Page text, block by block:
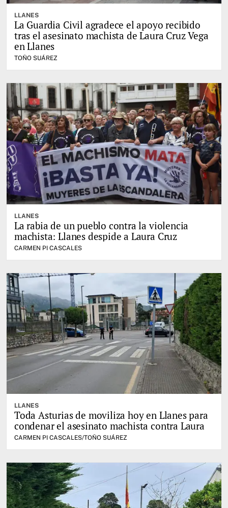
LLANES
La Guardia Civil agradece el apoyo recibido
tras el asesinato machista de Laura Cruz Vega
en Llanes
TOÑO SUÁREZ
LLANES
La rabia de un pueblo contra la violencia
machista: Llanes despide a Laura Cruz
CARMEN PI CASCALES
LLANES
Toda Asturias de moviliza hoy en Llanes para
condenar el asesinato machista contra Laura
CARMEN PI CASCALES/TOÑO SUÁREZ